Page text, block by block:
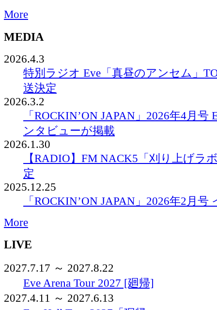
More
MEDIA
2026.4.3
特別ラジオ Eve「真昼のアンセム」
送決定
2026.3.2
「ROCKIN’ON JAPAN」2026年4月
ンタビューが掲載
2026.1.30
【RADIO】FM NACK5「刈り上げラ
定
2025.12.25
「ROCKIN’ON JAPAN」2026年2月
More
LIVE
2027.7.17 ～ 2027.8.22
Eve Arena Tour 2027 [廻帰]
2027.4.11 ～ 2027.6.13